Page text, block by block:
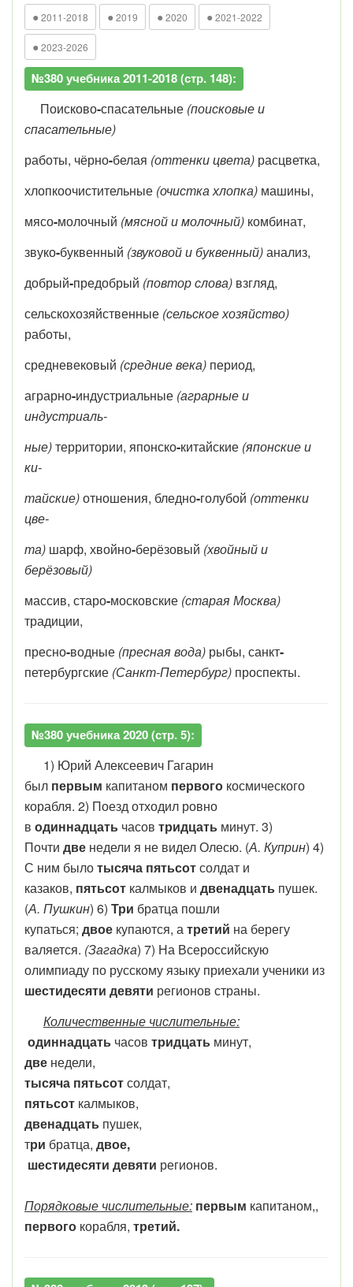
● 2011-2018 ● 2019 ● 2020 ● 2021-2022
● 2023-2026
№380 учебника 2011-2018 (стр. 148):
Поисково-спасательные (поисковые и
спасательные)
работы, чёрно-белая (оттенки цвета) расцветка,
хлопкоочистительные (очистка хлопка) машины,
мясо-молочный (мясной и молочный) комбинат,
звуко-буквенный (звуковой и буквенный)анализ,
добрый-предобрый (повтор слова) взгляд,
сельскохозяйственные (сельское хозяйство)
работы,
средневековый (средние века) период,
аграрно-индустриальные (аграрные и
индустриаль-
ные)территории, японско-китайские (японские и
ки-
тайские)отношения, бледно-голубой (оттенки
цве-
та) шарф, хвойно-берёзовый (хвойный и
берёзовый)
массив, старо-московские (старая Москва)
традиции,
пресно-водные (пресная вода) рыбы, санкт-
петербургские (Санкт-Петербург) проспекты.
№380 учебника 2020 (стр. 5):
1) Юрий Алексеевич Гагарин
был первым капитаном первого космического
корабля. 2) Поезд отходил ровно
в одиннадцать часов тридцать минут. 3)
Почти две недели я не видел Олесю. (А. Куприн) 4)
С ним былотысяча пятьсотсолдат и
казаков, пятьсот калмыков и двенадцать пушек.
(А. Пушкин) 6) Три братца пошли
купаться; двое купаются, атретий на берегу
валяется. (Загадка) 7) На Всероссийскую
олимпиаду по русскому языку приехали ученики из
шестидесяти девяти регионов страны.
Количественные числительные:
одиннадцать часов тридцать минут,
две недели,
тысяча пятьсотсолдат,
пятьсот калмыков,
двенадцать пушек,
три братца, двое,
шестидесяти девяти регионов.
Порядковые числительные: первым капитаном,,
первого корабля, третий.